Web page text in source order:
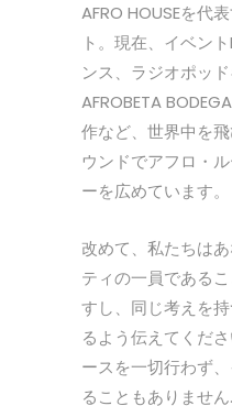
AFRO HOUSEを代
ト。現在、イベン
ンス、ラジオポッ
AFROBETA
作など、世界中を
ウンドでアフロ・
ーを広めています。
改めて、私たちは
ティの一員である
すし、同じ考えを
るよう伝えてくだ
ースを一切行わず
ることもありませ